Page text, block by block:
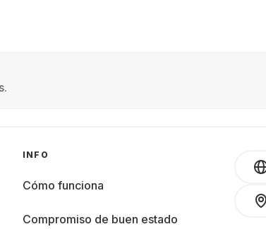
INFO
Cómo funciona
Compromiso de buen estado